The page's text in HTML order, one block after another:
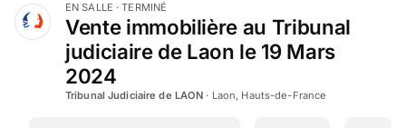
EN SALLE · TERMINÉ
Vente immobilière au Tribunal
judiciaire de Laon le 19 Mars
2024
Tribunal Judiciaire de LAON · Laon, Hauts-de-France